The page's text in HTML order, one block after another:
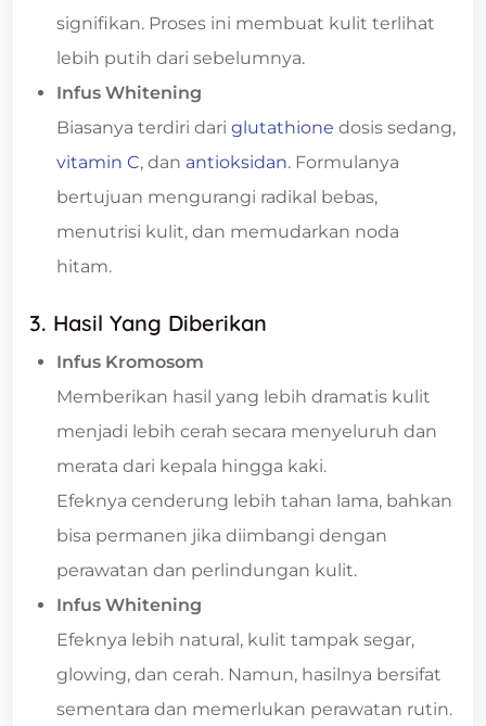
signifikan. Proses ini membuat kulit terlihat
lebih putih dari sebelumnya.
Infus Whitening
Biasanya terdiri dari glutathione dosis sedang,
vitamin C, dan antioksidan. Formulanya
bertujuan mengurangi radikal bebas,
menutrisi kulit, dan memudarkan noda
hitam.
3. Hasil Yang Diberikan
Infus Kromosom
Memberikan hasil yang lebih dramatis kulit
menjadi lebih cerah secara menyeluruh dan
merata dari kepala hingga kaki.
Efeknya cenderung lebih tahan lama, bahkan
bisa permanen jika diimbangi dengan
perawatan dan perlindungan kulit.
Infus Whitening
Efeknya lebih natural, kulit tampak segar,
glowing, dan cerah. Namun, hasilnya bersifat
sementara dan memerlukan perawatan rutin.